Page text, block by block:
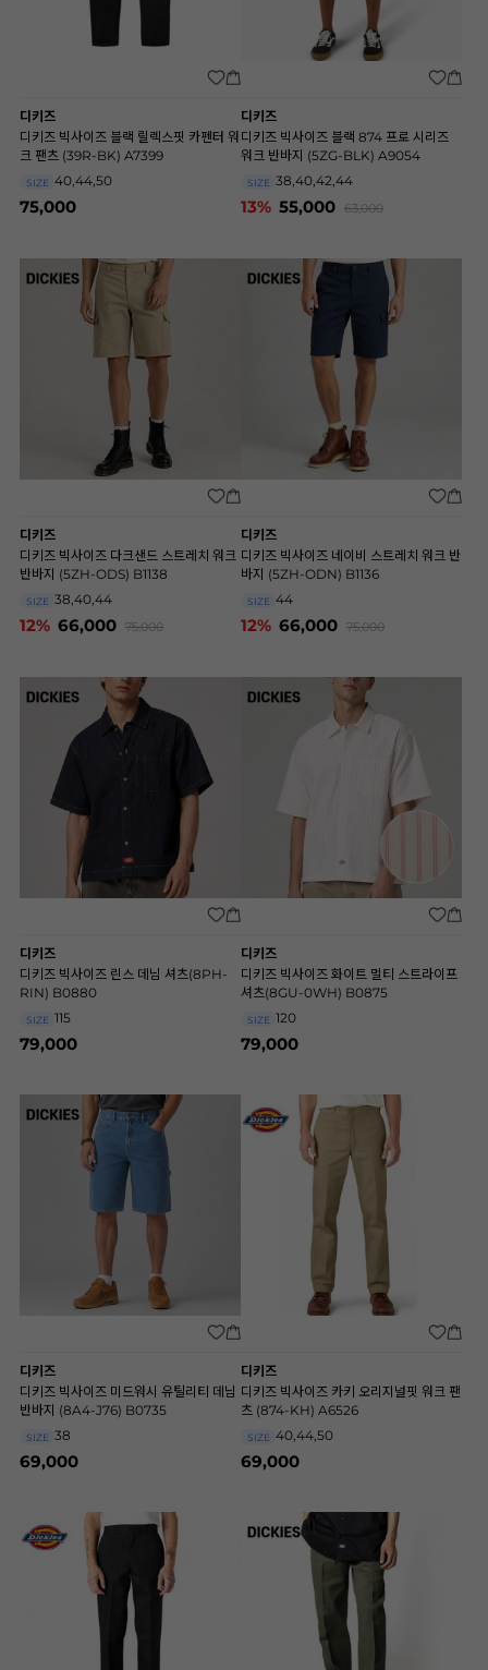
디키즈
디키즈 빅사이즈 블랙 릴렉스핏 카펜터 워
크 팬츠 (39R-BK) A7399
SIZE 40,44,50
75,000
디키즈
디키즈 빅사이즈 블랙 874 프로 시리즈
워크 반바지 (5ZG-BLK) A9054
SIZE 38,40,42,44
13% 55,000 63,000
디키즈
디키즈 빅사이즈 다크샌드 스트레치 워크
반바지 (5ZH-ODS) B1138
SIZE 38,40,44
12% 66,000 75,000
디키즈
디키즈 빅사이즈 네이비 스트레치 워크 반
바지 (5ZH-ODN) B1136
SIZE 44
12% 66,000 75,000
디키즈
디키즈 빅사이즈 린스 데님 셔츠(8PH-
RIN) B0880
SIZE 115
79,000
디키즈
디키즈 빅사이즈 화이트 멀티 스트라이프
셔츠(8GU-0WH) B0875
SIZE 120
79,000
디키즈
디키즈 빅사이즈 미드워시 유틸리티 데님
반바지 (8A4-J76) B0735
SIZE 38
69,000
디키즈
디키즈 빅사이즈 카키 오리지널핏 워크 팬
츠 (874-KH) A6526
SIZE 40,44,50
69,000